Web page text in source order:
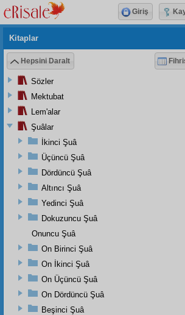
Kitaplar
Hepsini Daralt
Sözler
Mektubat
Lem'alar
Şuâlar
İkinci Şuâ
Üçüncü Şuâ
Dördüncü Şuâ
Altıncı Şuâ
Yedinci Şuâ
Dokuzuncu Şuâ
Onuncu Şuâ
On Birinci Şuâ
On İkinci Şuâ
On Üçüncü Şuâ
On Dördüncü Şuâ
Beşinci Şuâ
Giriş